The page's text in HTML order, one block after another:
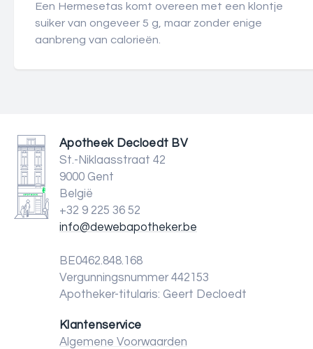
Een Hermesetas komt overeen met een klontje
suiker van ongeveer 5 g, maar zonder enige
aanbreng van calorieën.
Apotheek Decloedt BV
St.-Niklaasstraat 42
9000 Gent
België
+32 9 225 36 52
info@dewebapotheker.be
BE0462.848.168
Vergunningsnummer 442153
Apotheker-titularis: Geert Decloedt
Klantenservice
Algemene Voorwaarden